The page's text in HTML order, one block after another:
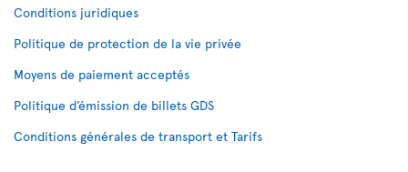
Conditions juridiques
Politique de protection de la vie privée
Moyens de paiement acceptés
Politique d’émission de billets GDS
Conditions générales de transport et Tarifs